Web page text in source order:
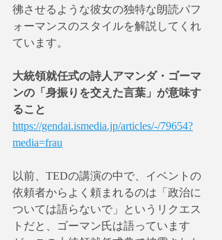
彿させるような彼女の独特な朗読パフ
ォーマンスのスタイルを解説してくれ
ています。
大統領就任式の詩人アマンダ・ゴーマ
ンの「身振りを交えた言葉」が意味す
ること
https://gendai.ismedia.jp/articles/-/79654?
media=frau
以前、TEDの講演の中で、イベントの
依頼者からよく頼まれるのは「政治に
ついては語らないで」というリクエス
トだと、ゴーマン氏は語っています